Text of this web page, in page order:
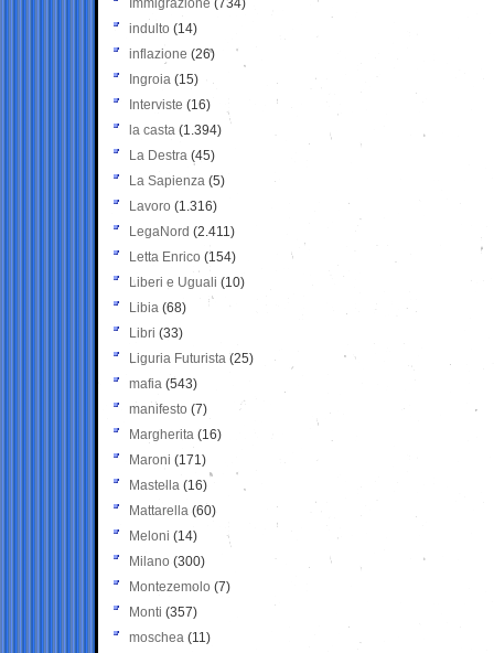
Immigrazione (734)
indulto (14)
inflazione (26)
Ingroia (15)
Interviste (16)
la casta (1.394)
La Destra (45)
La Sapienza (5)
Lavoro (1.316)
LegaNord (2.411)
Letta Enrico (154)
Liberi e Uguali (10)
Libia (68)
Libri (33)
Liguria Futurista (25)
mafia (543)
manifesto (7)
Margherita (16)
Maroni (171)
Mastella (16)
Mattarella (60)
Meloni (14)
Milano (300)
Montezemolo (7)
Monti (357)
moschea (11)